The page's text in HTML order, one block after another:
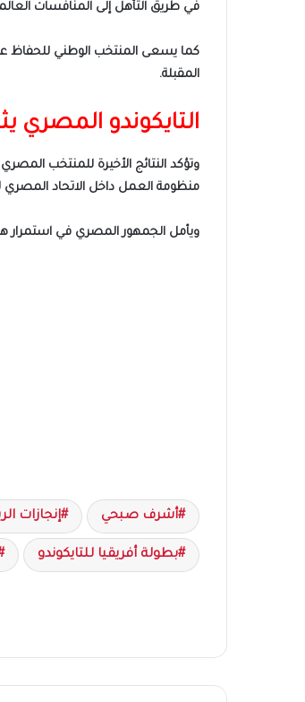
في طريق التأهل إلى المنافسات
كما يسعى المنتخب الوطني للحفاظ
المقبلة.
التايكوندو المصري
منظومة العمل داخل الاتحاد المصري
ويأمل الجمهور المصري في استمرار
أشرف صبحي إنجازات
بطولة أفريقيا للتايكوندو